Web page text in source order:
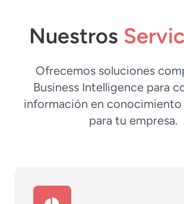
Nuestros
Ofrecemos soluciones
Business Intelligence para
información en
para tu empresa.